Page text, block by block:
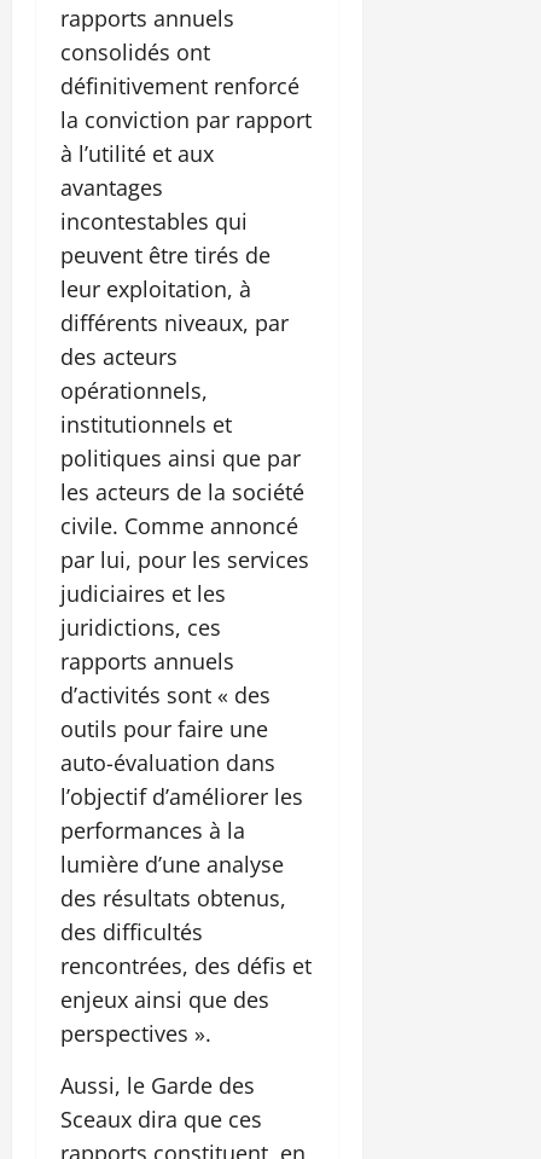
rapports annuels
consolidés ont
définitivement renforcé
la conviction par rapport
à l’utilité et aux
avantages
incontestables qui
peuvent être tirés de
leur exploitation, à
différents niveaux, par
des acteurs
opérationnels,
institutionnels et
politiques ainsi que par
les acteurs de la société
civile. Comme annoncé
par lui, pour les services
judiciaires et les
juridictions, ces
rapports annuels
d’activités sont « des
outils pour faire une
auto-évaluation dans
l’objectif d’améliorer les
performances à la
lumière d’une analyse
des résultats obtenus,
des difficultés
rencontrées, des défis et
enjeux ainsi que des
perspectives ».
Aussi, le Garde des
Sceaux dira que ces
rapports constituent, en